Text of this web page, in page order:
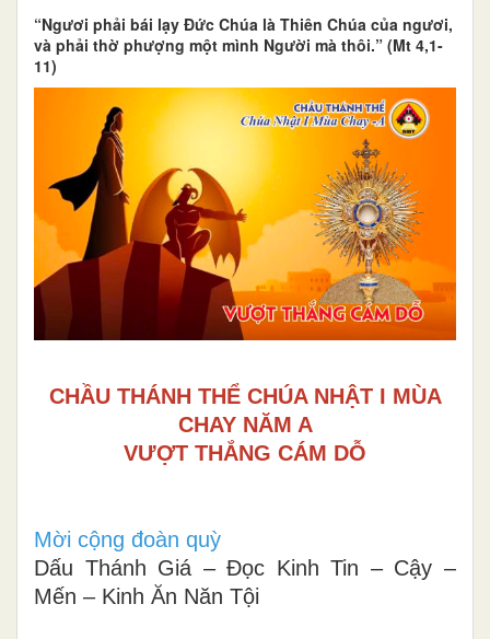
“Ngươi phải bái lạy Đức Chúa là Thiên Chúa của ngươi,
và phải thờ phượng một mình Người mà thôi.” (Mt 4,1-
11)
CHẦU THÁNH THỂ CHÚA NHẬT I MÙA
CHAY NĂM A
VƯỢT THẮNG CÁM DỖ
Mời cộng đoàn quỳ
Dấu Thánh Giá – Đọc Kinh Tin – Cậy –
Mến – Kinh Ăn Năn Tội